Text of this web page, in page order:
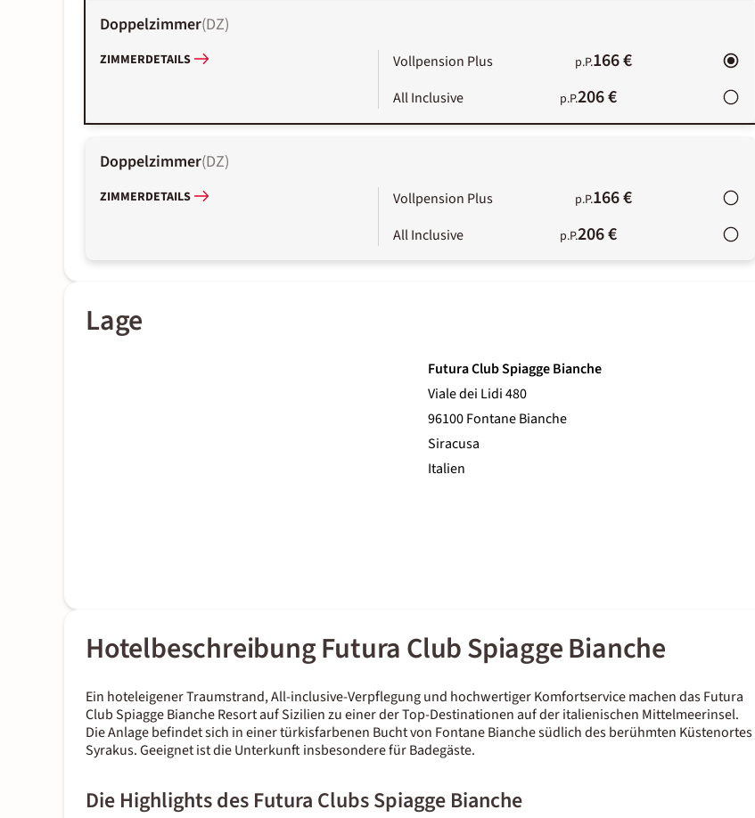
Doppelzimmer(DZ)
ZIMMERDETAILS Vollpension Plus p.P.166 €
All Inclusive p.P.206 €
Doppelzimmer(DZ)
ZIMMERDETAILS Vollpension Plus p.P.166 €
All Inclusive p.P.206 €
Lage
Futura Club Spiagge Bianche
Viale dei Lidi 480
96100 Fontane Bianche
Siracusa
Italien
Hotelbeschreibung Futura Club Spiagge Bianche
Ein hoteleigener Traumstrand, All-inclusive-Verpflegung und hochwertiger Komfortservice machen das Futura
Club Spiagge Bianche Resort auf Sizilien zu einer der Top-Destinationen auf der italienischen Mittelmeerinsel.
Die Anlage befindet sich in einer türkisfarbenen Bucht von Fontane Bianche südlich des berühmten Küstenortes
Syrakus. Geeignet ist die Unterkunft insbesondere für Badegäste.
Die Highlights des Futura Clubs Spiagge Bianche